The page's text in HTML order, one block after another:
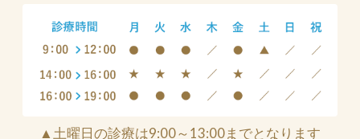
▲土曜日の診療は9:00～13:00までとなります